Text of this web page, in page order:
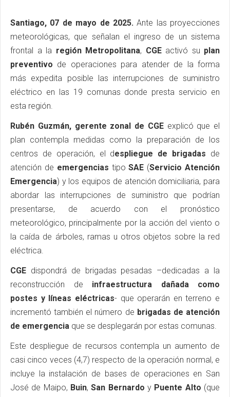
Santiago, 07 de mayo de 2025.Ante las proyecciones
meteorológicas, que señalan el ingreso de un sistema
frontal a la región Metropolitana, CGEactivó su plan
preventivo de operaciones para atender de la forma
más expedita posible las interrupciones de suministro
eléctrico en las 19 comunas donde presta servicio en
esta región.
Rubén Guzmán, gerente zonal de CGEexplicó que el
plan contempla medidas como la preparación de los
centros de operación, el despliegue de brigadas de
atención de emergencias tipoSAE (Servicio Atención
Emergencia) y los equipos de atención domiciliaria, para
abordar las interrupciones de suministro que podrían
presentarse, de acuerdo con el pronóstico
meteorológico, principalmente por la acción del viento o
la caída de árboles, ramas u otros objetos sobre la red
eléctrica.
CGE dispondrá de brigadas pesadas –dedicadas a la
reconstrucción de infraestructura dañada como
postes y líneas eléctricas- que operarán en terreno e
incrementó también el número de brigadas de atención
de emergencia que se desplegarán por estas comunas.
Este despliegue de recursos contempla un aumento de
casi cinco veces (4,7) respecto de la operación normal, e
incluye la instalación de bases de operaciones en San
José de Maipo, Buin,San Bernardo y Puente Alto (que